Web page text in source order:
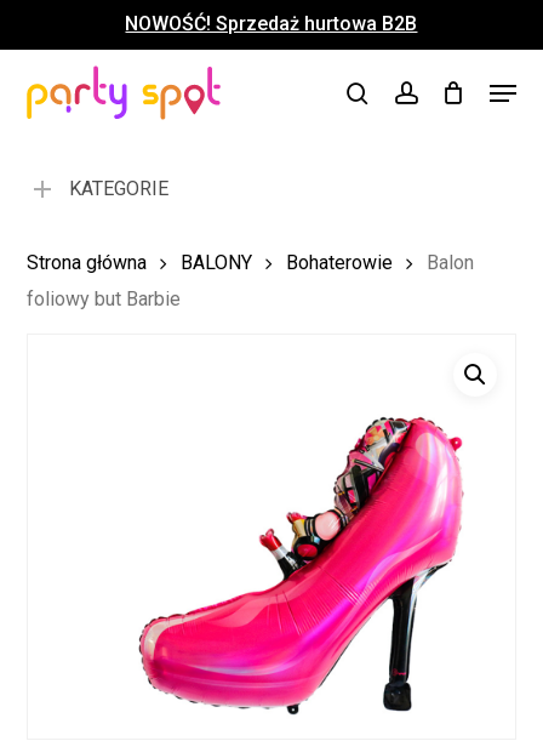
to
content
NOWOŚĆ! Sprzedaż hurtowa B2B
searchaccount
Menu
Koszyk Close
KATEGORIE
Strona główna BALONY Bohaterowie
Balon
foliowy but Barbie
Menu